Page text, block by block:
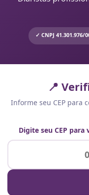
✓ CNPJ 41.301.976/
📍
Informe seu CEP para
Digite seu CEP